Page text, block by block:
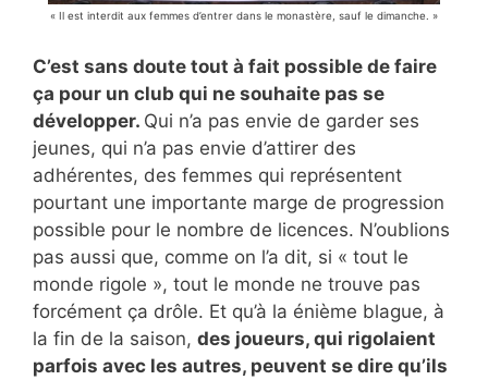
« Il est interdit aux femmes d’entrer dans le monastère, sauf le dimanche. »
C’est sans doute tout à fait possible de faire
ça pour un club qui ne souhaite pas se
développer. Qui n’a pas envie de garder ses
jeunes, qui n’a pas envie d’attirer des
adhérentes, des femmes qui représentent
pourtant une importante marge de progression
possible pour le nombre de licences. N’oublions
pas aussi que, comme on l’a dit, si « tout le
monde rigole », tout le monde ne trouve pas
forcément ça drôle. Et qu’à la énième blague, à
la fin de la saison, des joueurs, qui rigolaient
parfois avec les autres, peuvent se dire qu’ils